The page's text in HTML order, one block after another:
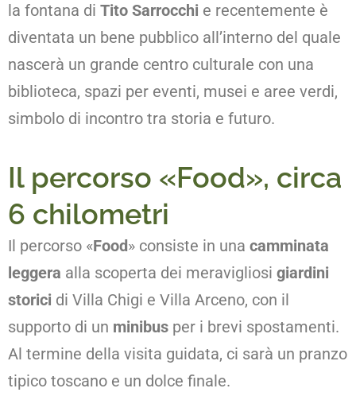
la fontana di Tito Sarrocchi e recentemente è
diventata un bene pubblico all’interno del quale
nascerà un grande centro culturale con una
biblioteca, spazi per eventi, musei e aree verdi,
simbolo di incontro tra storia e futuro.
Il percorso «Food», circa
6 chilometri
Il percorso «Food» consiste in una camminata
leggera alla scoperta dei meravigliosi giardini
storici di Villa Chigi e Villa Arceno, con il
supporto di un minibus per i brevi spostamenti.
Al termine della visita guidata, ci sarà un pranzo
tipico toscano e un dolce finale.